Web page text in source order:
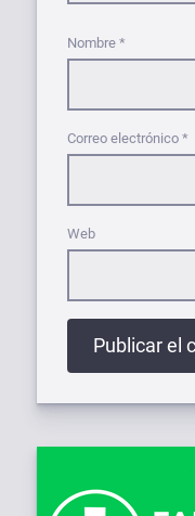
Nombre *
Correo electrónico *
Web